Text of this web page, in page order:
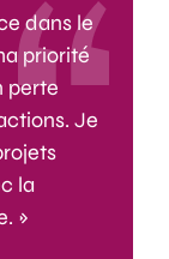
dans le
priorité
perte
Je
la
»